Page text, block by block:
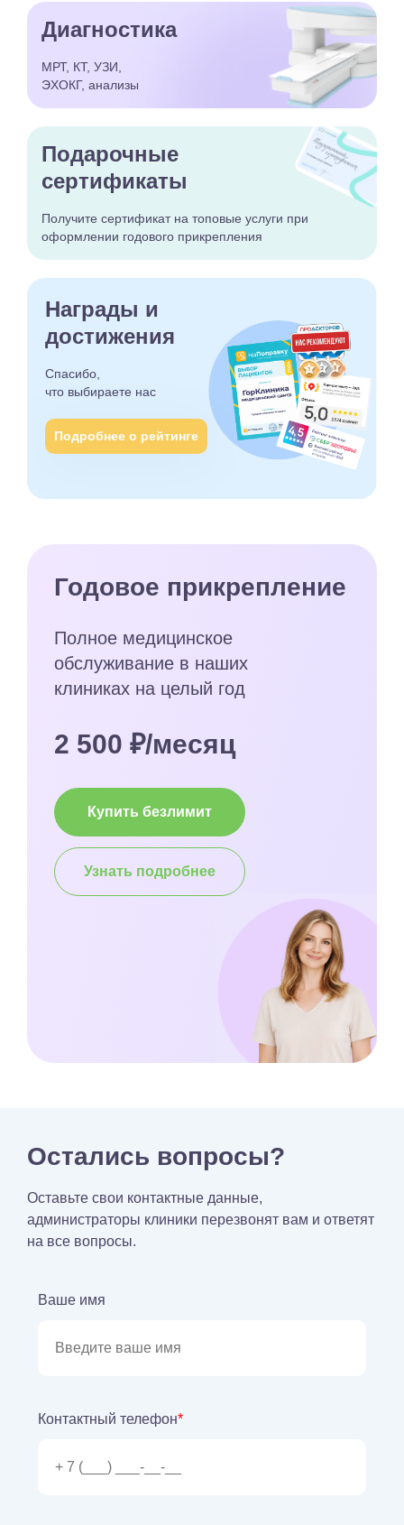
Диагностика
МРТ, КТ, УЗИ,
ЭХОКГ, анализы
Подарочные
сертификаты
Получите сертификатна топовые услуги при
оформлении годового прикрепления
Награды и
достижения
Спасибо,
что выбираете нас
Подробнее о рейтинге
Годовое прикрепление
Полное медицинское
обслуживание в наших
клиниках на целый год
2 500 ₽/месяц
Купить безлимит
Узнать подробнее
Остались вопросы?
Оставьте свои контактные данные,
администраторы клиники перезвонят вам и ответят
на все вопросы.
Ваше имя
Контактный телефон*